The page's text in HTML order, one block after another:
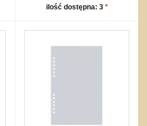
ilość dostępna: 3 *